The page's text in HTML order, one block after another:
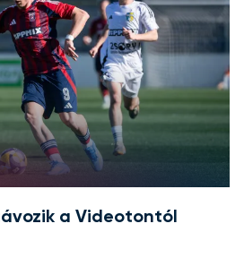
a Videotontól